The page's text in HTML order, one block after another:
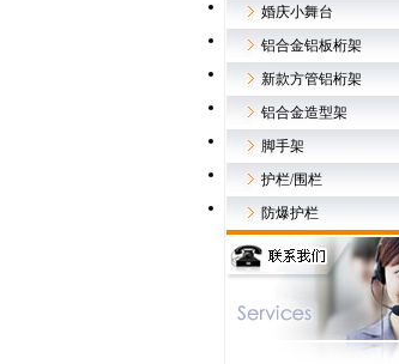
婚庆小舞台
铝合金铝板桁架
新款方管铝桁架
铝合金造型架
脚手架
护栏/围栏
防爆护栏